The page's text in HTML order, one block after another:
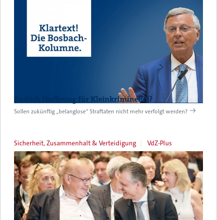
Endlich Hoffnung für Kleinkriminelle!?
Sollen zukünftig „belanglose“ Straftaten nicht mehr verfolgt werden?
Sicherheit, Zusammenhalt & Verteidigung VdZ-Plus